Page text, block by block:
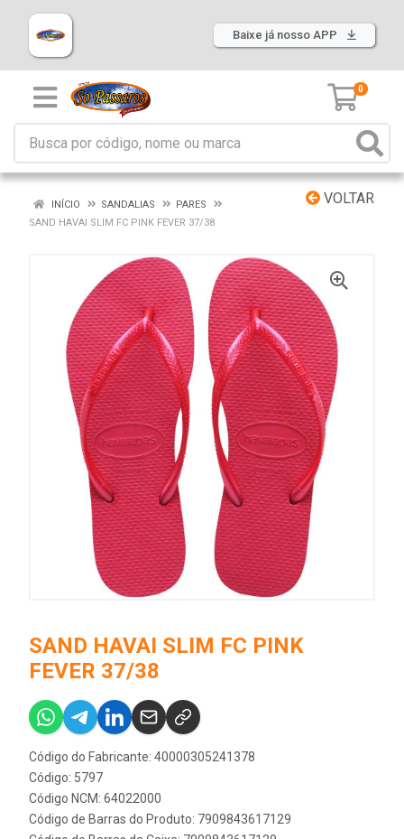
Baixe já nosso APP
0
VOLTAR
INÍCIO SANDALIAS
PARES
SAND HAVAI SLIM FC PINK FEVER 37/38
SAND HAVAI SLIM FC PINK
FEVER 37/38
Código do Fabricante: 40000305241378
Código: 5797
Código NCM: 64022000
Código de Barras do Produto: 7909843617129